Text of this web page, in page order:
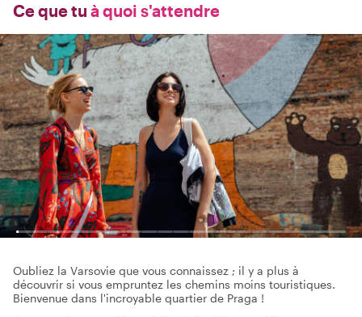
Ce que tu à quoi s'attendre
Oubliez la Varsovie que vous connaissez ; il y a plus à
découvrir si vous empruntez les chemins moins touristiques.
Bienvenue dans l'incroyable quartier de Praga !